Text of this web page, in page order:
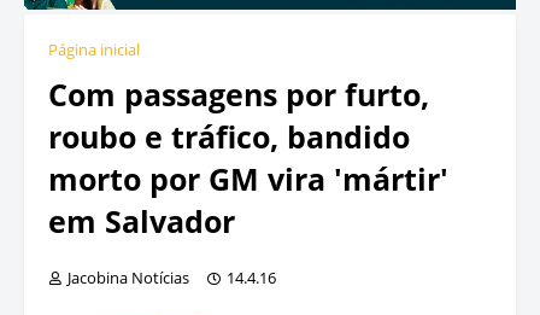
Página inicial
Com passagens por furto,
roubo e tráfico, bandido
morto por GM vira 'mártir'
em Salvador
Jacobina Notícias 14.4.16